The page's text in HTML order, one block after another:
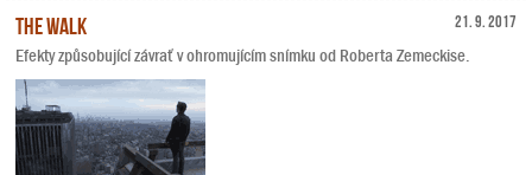
21. 9. 2017
The Walk
Efekty způsobující závrať v ohromujícím snímku od Roberta Zemeckise.